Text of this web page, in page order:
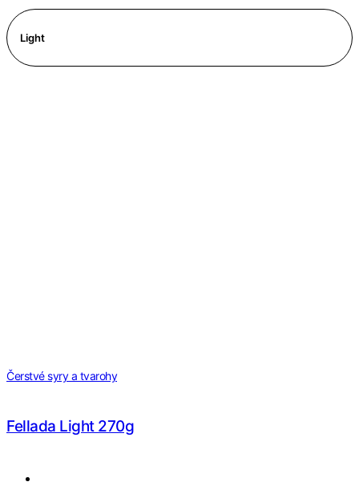
Light
Čerstvé syry a tvarohy
Fellada Light 270g